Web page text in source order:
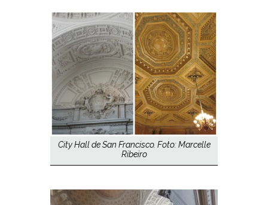
City Hall de San Francisco. Foto: Marcelle
Ribeiro